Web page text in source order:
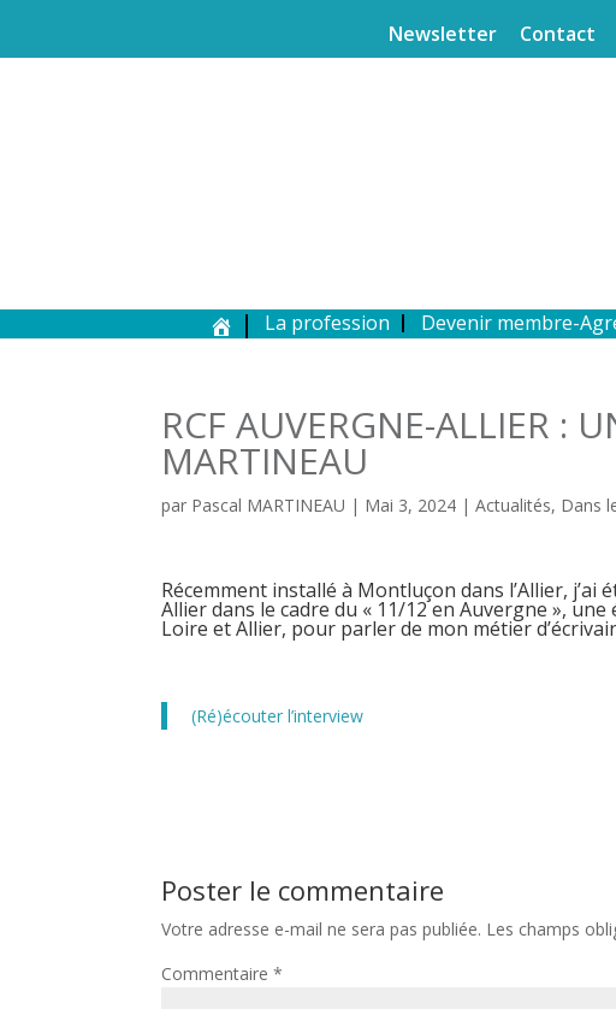
Newsletter Contact
La profession Devenir membre-
RCF AUVERGNE-ALLIER :
MARTINEAU
par Pascal MARTINEAU | Mai 3, 2024 |Actualités, Dans
Récemment installé à Montluçon dans l’Allier, j’ai
Allier dans le cadre du « 11/12 en Auvergne »,
Loire et Allier, pour parler de mon métier
(Ré)écouter l’interview
Poster le commentaire
Votre adresse e-mail ne sera pas publiée. Les champs
Commentaire*